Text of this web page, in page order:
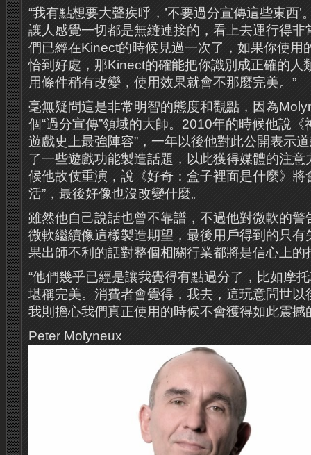
“我有點想要大聲疾呼，’不要過分宣傳這些東西
讓人感覺一切都是無縫連接的，看上去運行得非
們已經在Kinect的時候見過一次了，如果你使用
恰到好處，那Kinect的確能把你識別成正確的人
用條件稍有改變，使用效果就會不那麼完美。”
毫無疑問這是非常明智的態度和觀點，因為
個“過分宣傳”領域的大師。2010年的時候他說《
遊戲史上最強陣容”，一年以後他對此公開表示
了一些遊戲功能製造話題，以此獲得媒體的注
候他故伎重演，說《好奇：盒子裡面是什麼》將
活”，最後好像也沒改變什麼。
雖然他自己說話也曾不靠譜，不過他對微軟的警
微軟繼續像這樣製造期望，最後用戶得到的只有
果出師不利的話對整個相關行業都將是信心上的
“他們幾乎已經是讓我覺得有點過分了，比如摩
堪稱完美。消費者會覺得，我去，這玩意問世以
我則擔心我們真正使用的時候不會獲得如此震撼
Peter Molyneux